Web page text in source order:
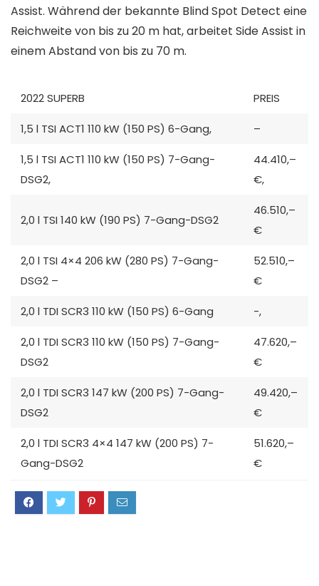
Assist. Während der bekannte Blind Spot Detect eine
Reichweite von bis zu 20 m hat, arbeitet Side Assist in
einem Abstand von bis zu 70 m.
2022 SUPERB PREIS
1,5 l TSI ACT1 110 kW (150 PS) 6-Gang, –
1,5 l TSI ACT1 110 kW (150 PS) 7-Gang-
DSG2,
44.410,–
€,
2,0 l TSI 140 kW (190 PS) 7-Gang-DSG2
46.510,–
€
2,0 l TSI 4×4 206 kW (280 PS) 7-Gang-
DSG2 –
52.510,–
€
2,0 l TDI SCR3 110 kW (150 PS) 6-Gang -,
2,0 l TDI SCR3 110 kW (150 PS) 7-Gang-
DSG2
47.620,–
€
2,0 l TDI SCR3 147 kW (200 PS) 7-Gang-
DSG2
49.420,–
€
2,0 l TDI SCR3 4×4 147 kW (200 PS) 7-
Gang-DSG2
51.620,–
€